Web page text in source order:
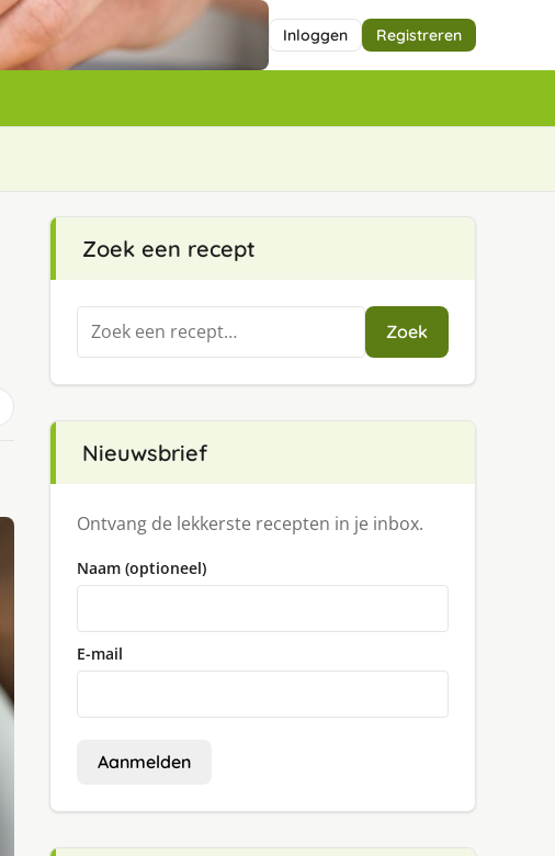
Inloggen Registreren
Zoek een recept
Zoeken
naar:
Zoek
Nieuwsbrief
Ontvang de lekkerste recepten in je inbox.
Naam (optioneel)
E-mail
Aanmelden